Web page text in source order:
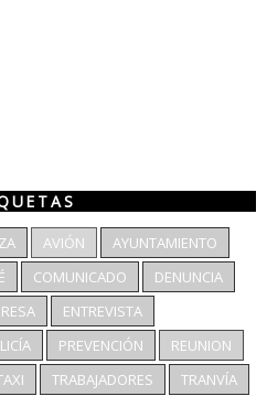
AVIÓN
AYUNTAMIENTO
COMUNICADO
DENUNCIA
ENTREVISTA
PREVENCIÓN
REUNION
TRABAJADORES
TRANVÍA